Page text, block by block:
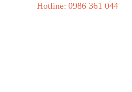
Hotline: 0986 361 044